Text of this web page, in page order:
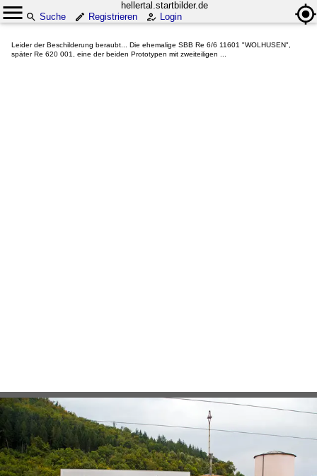
hellertal.startbilder.de
Suche
Registrieren Login
Leider der Beschilderung beraubt... Die ehemalige SBB Re 6/6 11601 "WOLHUSEN",
später Re 620 001, eine der beiden Prototypen mit zweiteiligen ...